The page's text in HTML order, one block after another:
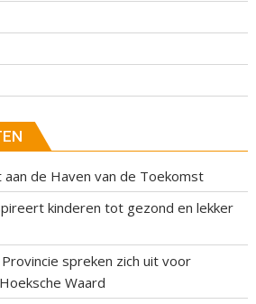
de Haven van de Toekomst
kinderen tot gezond en lekker
spreken zich uit voor
Waard